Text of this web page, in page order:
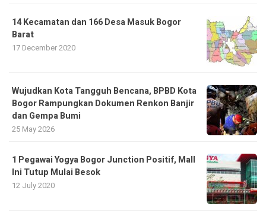
14 Kecamatan dan 166 Desa Masuk Bogor
Barat
17 December 2020
​Wujudkan Kota Tangguh Bencana, BPBD Kota
Bogor Rampungkan Dokumen Renkon Banjir
dan Gempa Bumi
25 May 2026
1 Pegawai Yogya Bogor Junction Positif, Mall
Ini Tutup Mulai Besok
12 July 2020